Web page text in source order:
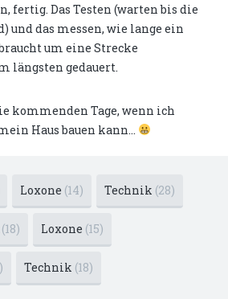
fertig. Das Testen (warten bis die
und das messen, wie lange ein
um eine Strecke
längsten gedauert.
kommenden Tage, wenn ich
Haus bauen kann...
Loxone (14) Technik (28)
(18) Loxone (15)
Technik (18)